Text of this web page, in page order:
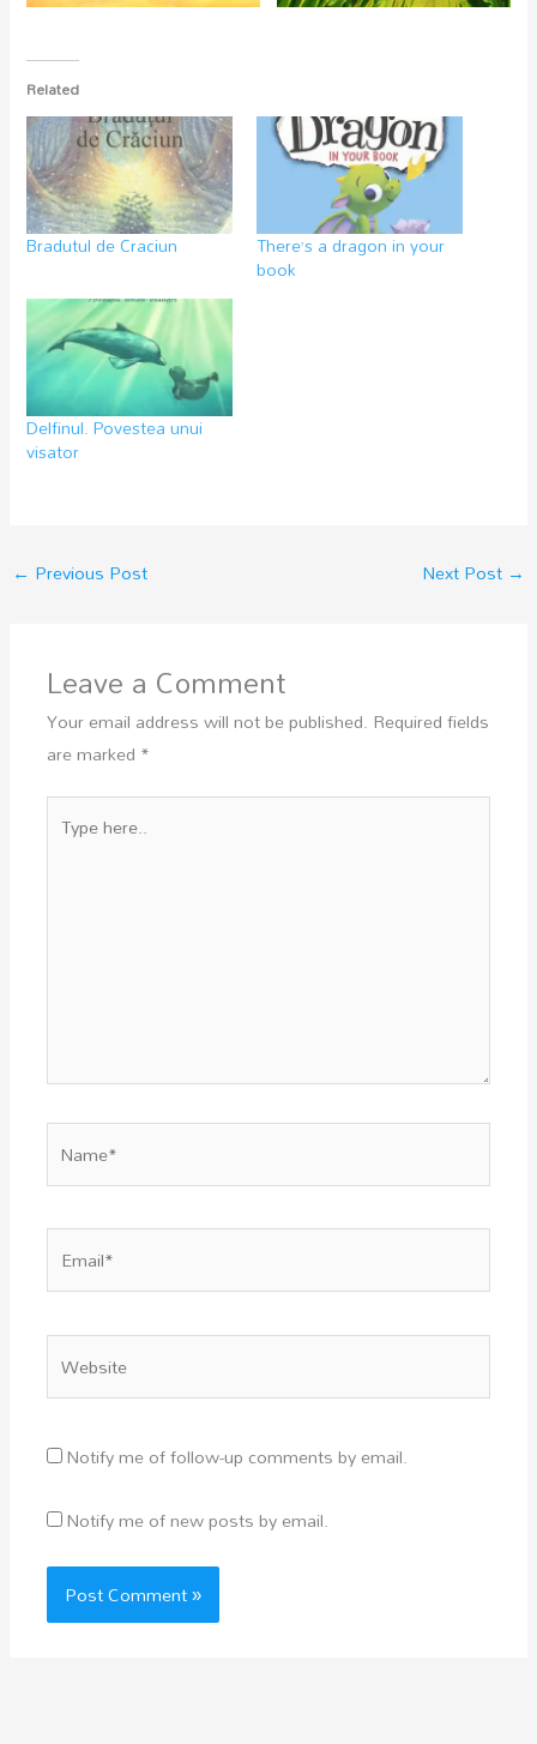
Related
Bradutul de Craciun There’s a dragon in your
book
Delfinul. Povestea unui
visator
← Previous Post Next Post →
Leave a Comment
Your email address will not be published. Required fields
are marked *
here..
Notify me of follow-up comments by email.
Notify me of new posts by email.